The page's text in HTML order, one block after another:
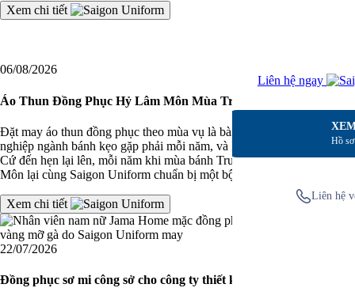
Liên hệ ngay
Hồ
Liên hệ
Xem chi tiết
06/08/2026
Áo Thun Đồng Phục Hỷ Lâm Môn Mùa Trung Thu Năm Thứ 3
Đặt may áo thun đồng phục theo mùa vụ là bài toán mà nhiều doanh
nghiệp ngành bánh kẹo gặp phải mỗi năm, và Hỷ Lâm Môn cũng vậy.
Cứ đến hẹn lại lên, mỗi năm khi mùa bánh Trung Thu về, Hỷ Lâm
Môn lại cùng Saigon Uniform chuẩn bị một bộ đồng phục […]
Xem chi tiết
22/07/2026
Đồng phục sơ mi công sở cho công ty thiết kế và xây dựng Jama